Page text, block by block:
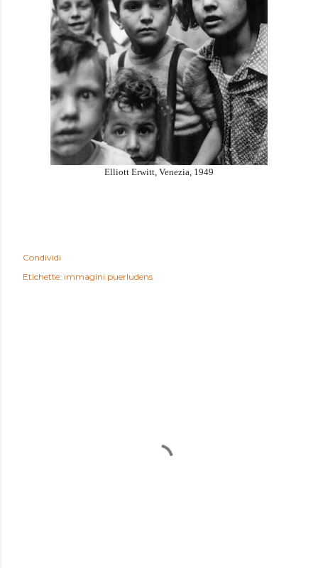
Elliott Erwitt, Venezia, 1949
Condividi
Etichette: immagini puerludens